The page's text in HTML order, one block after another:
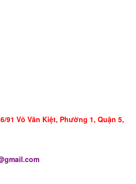
91 Võ Văn Kiệt, Phường 1, Quận 5,